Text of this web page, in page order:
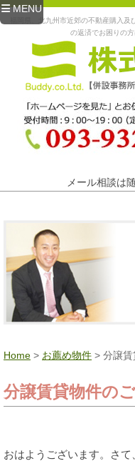
MENU
福岡県、北九州市近郊の不動産購入
の返済でお困りの
メール相談は
Home > お薦め物件 > 分譲
分譲賃貸物件の
おはようございます。さて